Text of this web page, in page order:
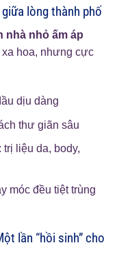
lòng thành phố
nhà nhỏ ấm áp
xa hoa, nhưng cực
dịu dàng
thư giãn sâu
liệu da, body,
móc đều tiệt trùng
lần “hồi sinh” cho